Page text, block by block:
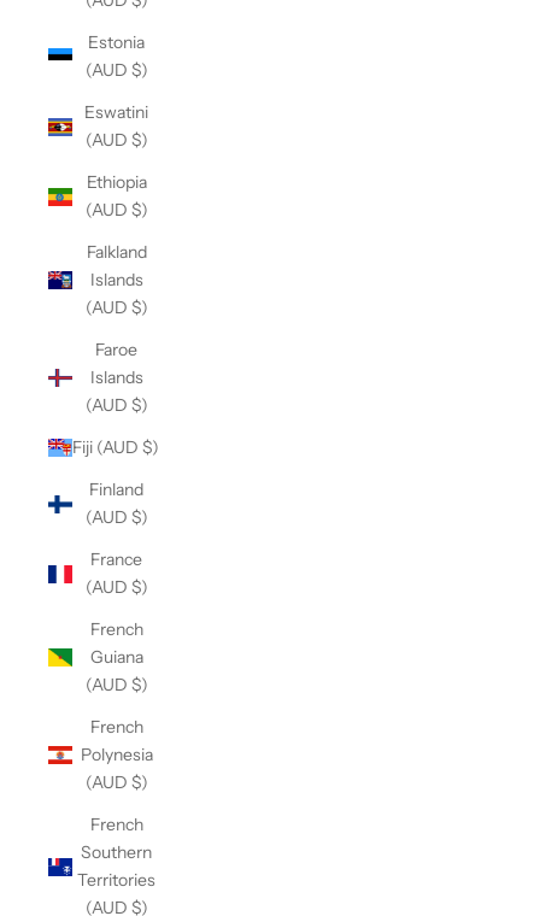
Estonia
(AUD $)
Eswatini
(AUD $)
Ethiopia
(AUD $)
Falkland
Islands
(AUD $)
Faroe
Islands
(AUD $)
Fiji (AUD $)
Finland
(AUD $)
France
(AUD $)
French
Guiana
(AUD $)
French
Polynesia
(AUD $)
French
Southern
Territories
(AUD $)